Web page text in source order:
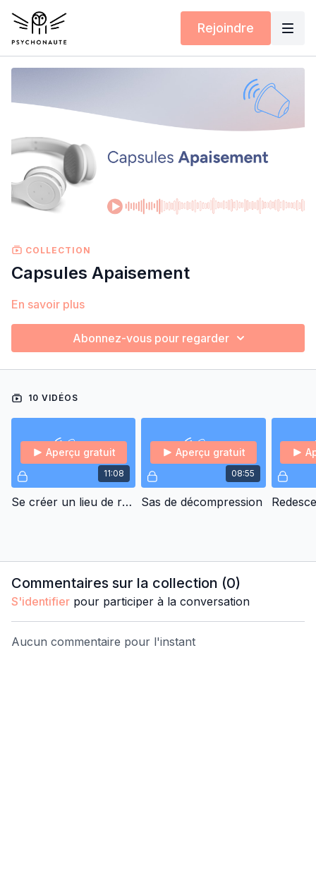
Rejoindre
COLLECTION
Capsules Apaisement
En savoir plus
Abonnez-vous pour regarder
10 VIDÉOS
11:08
Aperçu gratuit
Se créer un lieu de régénération
08:55
Aperçu gratuit
Sas de décompression
Commentaires sur la collection (0)
S'identifier pour participer à la conversation
Aucun commentaire pour l'instant